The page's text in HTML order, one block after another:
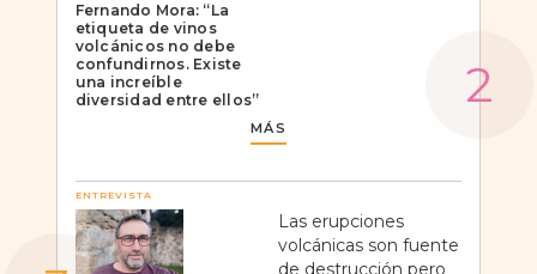
Fernando Mora: “La
etiqueta de vinos
volcánicos no debe
confundirnos. Existe
una increíble
diversidad entre ellos”
MÁS
ENTREVISTA
Las erupciones
volcánicas son fuente